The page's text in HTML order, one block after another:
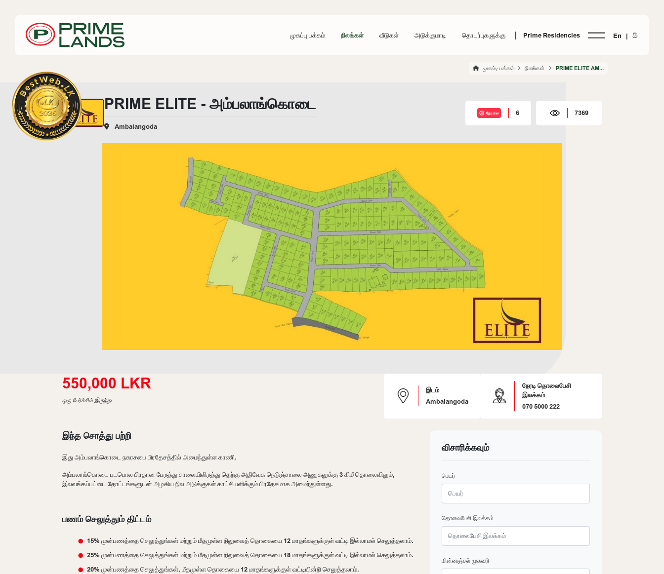
முகப்பு பக்கம் நிலங்கள் வீடுகள் அடுக்குமாடி தொடர்புகளுக்கு Prime Residencies En | සිං
முகப்பு பக்கம் நிலங்கள் PRIME ELITE AMBALANGODA
PRIME ELITE - அம்பலாங்கொடை
Ambalangoda
நேரலை 6 7369
550,000 LKR
ஒரு பேர்ச்சில் இருந்து
இடம்
Ambalangoda
நேரடி தொலைபேசி
இலக்கம்
070 5000 222
இந்த சொத்து பற்றி
இது அம்பலாங்கொடை நகரசபை பிரதேசத்தில் அமைந்துள்ள காணி.
அம்பலாங்கொடை படபொல பிரதான பேருந்து சாலையிலிருந்து தெற்கு அதிவேக நெடுஞ்சாலை அணுகலுக்கு 3 கிமீ தொலைவிலும்,
இலவங்கப்பட்டை தோட்டங்களுடன் அழகிய நில அடுக்குகள் காட்சியளிக்கும் பிரதேசமாக அமைந்துள்ளது.
பணம் செலுத்தும் திட்டம்
15% முன்பணத்தை செலுத்துங்கள் மற்றும் மீதமுள்ள நிலுவைத் தொகையை 12 மாதங்களுக்குள் வட்டி இல்லாமல் செலுத்தலாம்.
25% முன்பணத்தை செலுத்துங்கள் மற்றும் மீதமுள்ள நிலுவைத் தொகையை 18 மாதங்களுக்குள் வட்டி இல்லாமல் செலுத்தலாம்.
20% முன்பணத்தை செலுத்துங்கள், மீதமுள்ள தொகையை 12 மாதங்களுக்குள் வட்டியின்றி செலுத்தலாம்.
விசாரிக்கவும்
பெயர்
தொலைபேசி இலக்கம்
மின்னஞ்சல் முகவரி